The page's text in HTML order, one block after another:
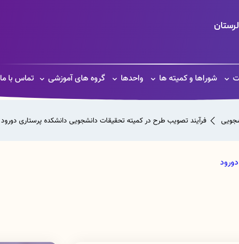
شوراها و کمیته ها واحدها گروه های آموزشی تماس با ما
فرآیند تصویب طرح در کمیته تحقیقات دانشجویی دانشکده پرستاری دورود